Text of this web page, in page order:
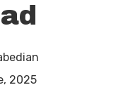
2025